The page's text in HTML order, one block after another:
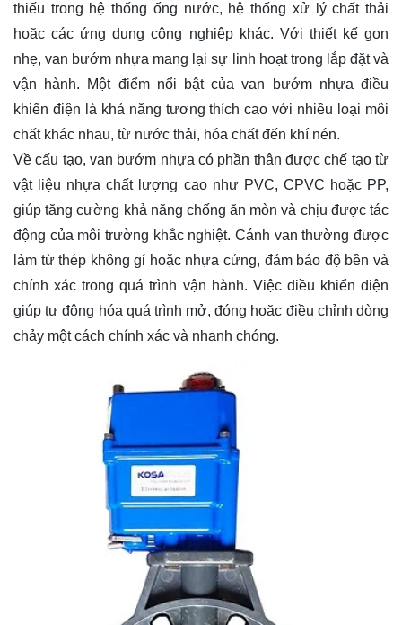
thiếu trong hệ thống ống nước, hệ thống xử lý chất thải
hoặc các ứng dụng công nghiệp khác. Với thiết kế gọn
nhẹ, van bướm nhựa mang lại sự linh hoạt trong lắp đặt và
vận hành. Một điểm nổi bật của van bướm nhựa điều
khiển điện là khả năng tương thích cao với nhiều loại môi
chất khác nhau, từ nước thải, hóa chất đến khí nén.
Về cấu tạo, van bướm nhựa có phần thân được chế tạo từ
vật liệu nhựa chất lượng cao như PVC, CPVC hoặc PP,
giúp tăng cường khả năng chống ăn mòn và chịu được tác
động của môi trường khắc nghiệt. Cánh van thường được
làm từ thép không gỉ hoặc nhựa cứng, đảm bảo độ bền và
chính xác trong quá trình vận hành. Việc điều khiển điện
giúp tự động hóa quá trình mở, đóng hoặc điều chỉnh dòng
chảy một cách chính xác và nhanh chóng.